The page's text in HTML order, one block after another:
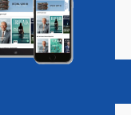
Vacatures